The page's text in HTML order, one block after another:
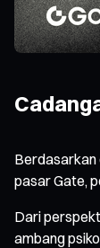
Berdasarkan
pasar Gate,
Dari
ambang